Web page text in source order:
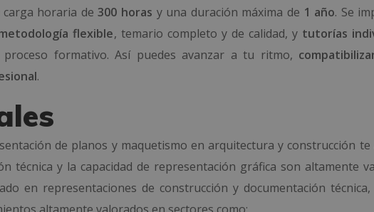
carga horaria de300 horas y una duración máxima de 1 año. Se
flexible, temario completo y de calidad, ytutorías
formativo. Así puedes avanzar a tu ritmo,
.
de planos y maquetismo en arquitectura y construcción te
técnica y la capacidad de representación gráfica son altamente
en representaciones de construcción y documentación